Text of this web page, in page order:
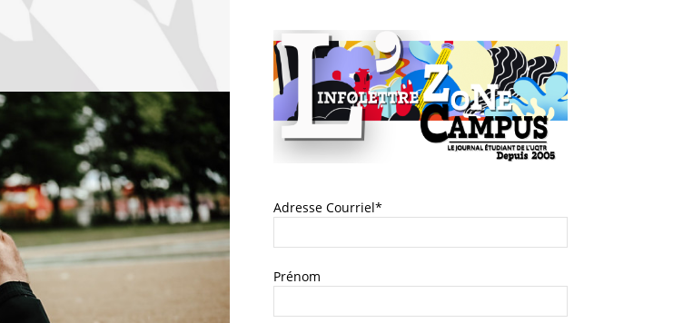
Adresse Courriel*
Prénom